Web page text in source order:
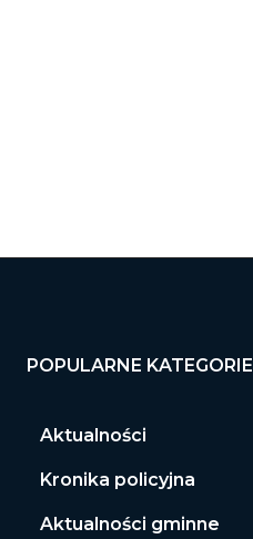
POPULARNE KATEGORIE
Aktualności
Kronika policyjna
Aktualności gminne